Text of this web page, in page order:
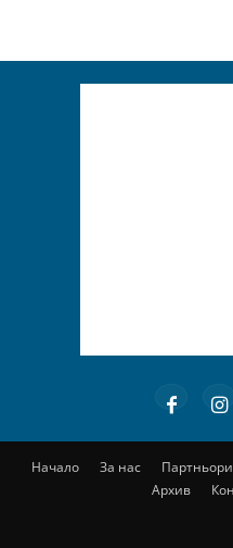
Начало За нас Партньори
Архив